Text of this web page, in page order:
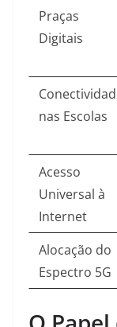
Praças
Digitais
nas Escolas
Acesso
Universal à
Internet
Alocação do
Espectro 5G